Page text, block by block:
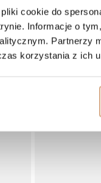
cookie do
Informacje o
Partnerzy
korzystania z ich